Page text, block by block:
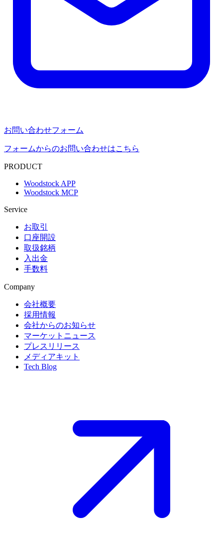
お問い合わせフォーム
フォームからのお問い合わせはこちら
PRODUCT
Woodstock APP
Woodstock MCP
Service
お取引
口座開設
取扱銘柄
入出金
手数料
Company
会社概要
採用情報
会社からのお知らせ
マーケットニュース
プレスリリース
メディアキット
Tech Blog